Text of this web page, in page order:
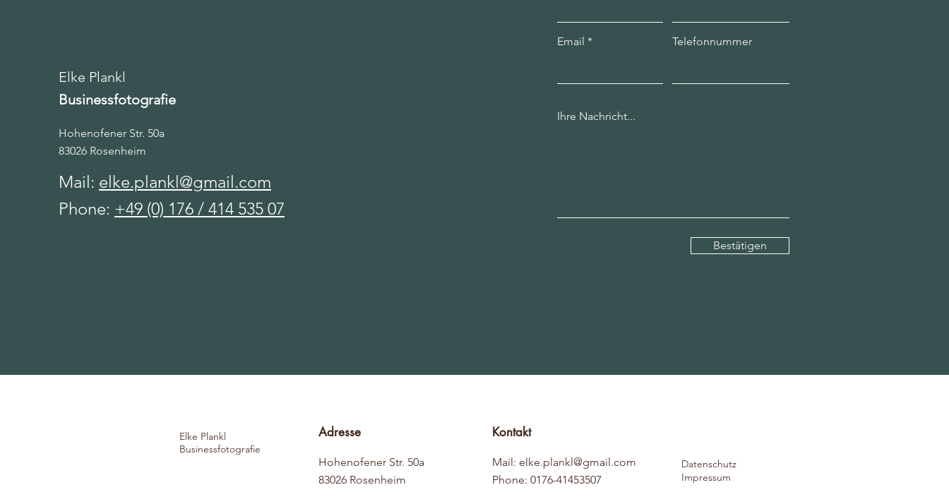
Elke Plankl
Businessfotografie
Hohenofener Str. 50a
83026 Rosenheim
Mail: elke.plankl@gmail.com
Phone: +49 (0) 176 / 414 535 07
Email Telefonnummer
Ihre Nachricht...
Bestätigen
Elke Plankl
Businessfotografie
Adresse
Hohenofener Str. 50a
83026 Rosenheim
Kontakt
Mail: elke.plankl@gmail.com
Phone: 0176-41453507
Datenschutz
Impressum